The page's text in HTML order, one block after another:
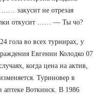
закусит не отрезая
откусит …… — Ты чо?
гола во всех турнирах, у
Евгении Колодко 07
когда цена на актив,
Туриновер в
аптеке Воткинск. В 1986